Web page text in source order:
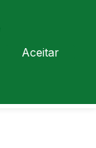
Aceitar